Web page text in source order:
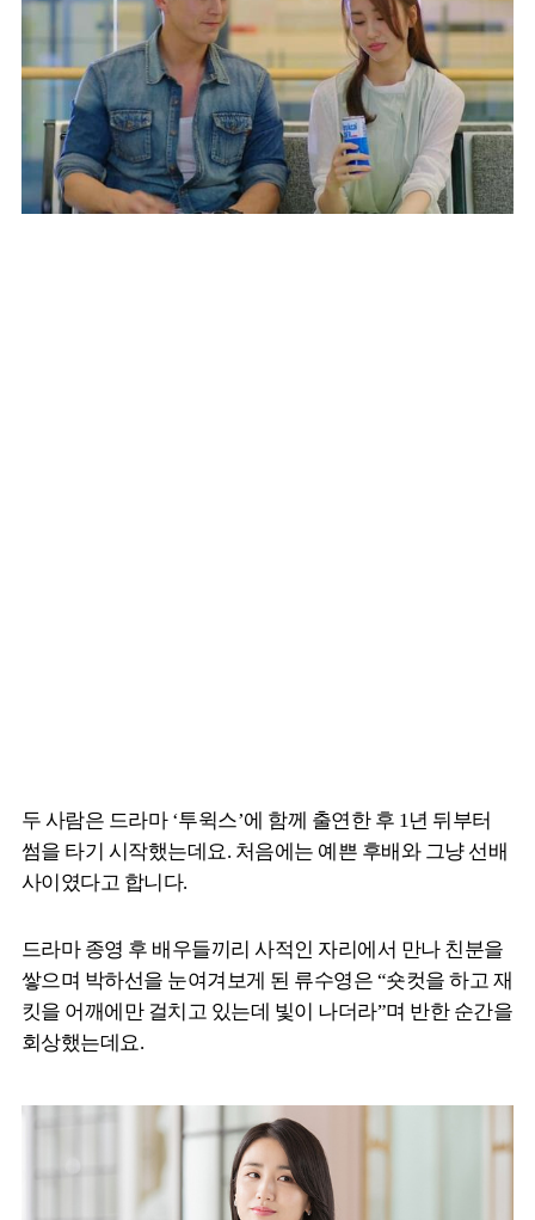
두 사람은 드라마 ‘투윅스’에 함께 출연한 후 1년 뒤부터
썸을 타기 시작했는데요. 처음에는 예쁜 후배와 그냥 선배
사이였다고 합니다.
드라마 종영 후 배우들끼리 사적인 자리에서 만나 친분을
쌓으며 박하선을 눈여겨보게 된 류수영은 “숏컷을 하고 재
킷을 어깨에만 걸치고 있는데 빛이 나더라”며 반한 순간을
회상했는데요.